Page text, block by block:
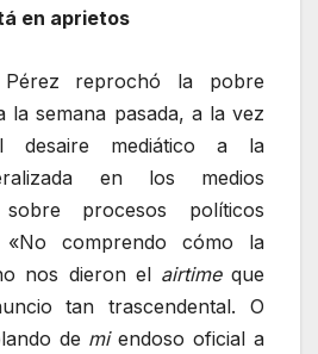
en aprietos
Pérez reprochó la pobre
la semana pasada, a la vez
desaire mediático a la
en los medios
sobre procesos políticos
«No comprendo cómo la
nos dieron el airtimeque
tan trascendental. O
de miendoso oficial a